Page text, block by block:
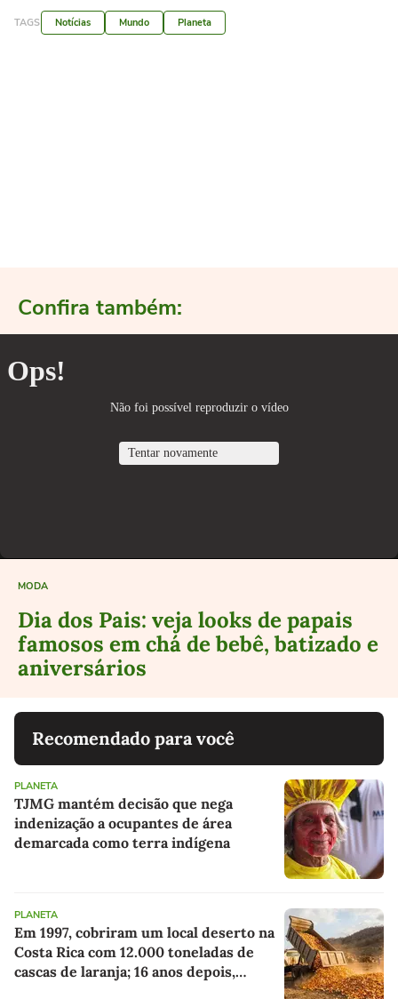
TAGS Notícias Mundo Planeta
Confira também:
MODA
Dia dos Pais: veja looks de papais
famosos em chá de bebê, batizado e
aniversários
Recomendado para você
PLANETA
TJMG mantém decisão que nega
indenização a ocupantes de área
demarcada como terra indígena
PLANETA
Em 1997, cobriram um local deserto na
Costa Rica com 12.000 toneladas de
cascas de laranja; 16 anos depois,